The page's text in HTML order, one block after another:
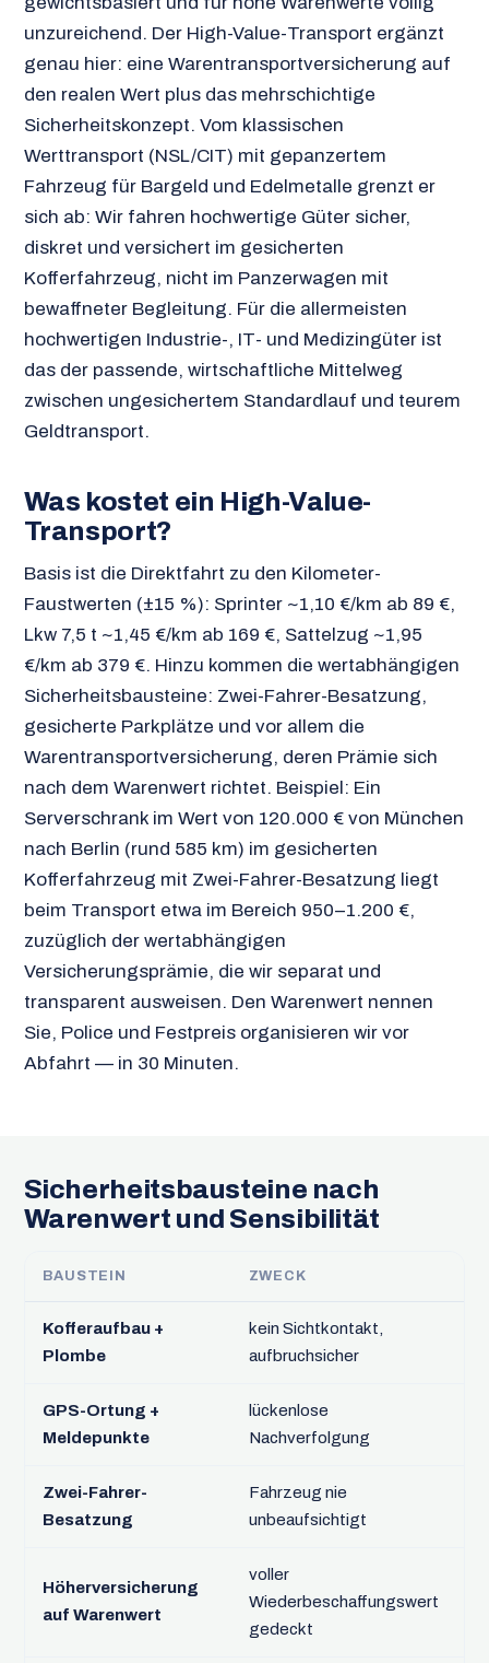
unzureichend. Der High-Value-Transport ergänzt
genau hier: eine Warentransportversicherung auf
den realen Wert plus das mehrschichtige
Sicherheitskonzept. Vom klassischen
Werttransport (NSL/CIT) mit gepanzertem
Fahrzeug für Bargeld und Edelmetalle grenzt er
sich ab: Wir fahren hochwertige Güter sicher,
diskret und versichert im gesicherten
Kofferfahrzeug, nicht im Panzerwagen mit
bewaffneter Begleitung. Für die allermeisten
hochwertigen Industrie-, IT- und Medizingüter ist
das der passende, wirtschaftliche Mittelweg
zwischen ungesichertem Standardlauf und teurem
Geldtransport.
Was kostet ein High-Value-
Transport?
Basis ist die Direktfahrt zu den Kilometer-
Faustwerten (±15 %): Sprinter ~1,10 €/km ab 89 €,
Lkw 7,5 t ~1,45 €/km ab 169 €, Sattelzug ~1,95
€/km ab 379 €. Hinzu kommen die wertabhängigen
Sicherheitsbausteine: Zwei-Fahrer-Besatzung,
gesicherte Parkplätze und vor allem die
Warentransportversicherung, deren Prämie sich
nach dem Warenwert richtet. Beispiel: Ein
Serverschrank im Wert von 120.000 € von München
nach Berlin (rund 585 km) im gesicherten
Kofferfahrzeug mit Zwei-Fahrer-Besatzung liegt
beim Transport etwa im Bereich 950–1.200 €,
zuzüglich der wertabhängigen
Versicherungsprämie, die wir separat und
transparent ausweisen. Den Warenwert nennen
Sie, Police und Festpreis organisieren wir vor
Abfahrt — in 30 Minuten.
Sicherheitsbausteine nach
Warenwert und Sensibilität
BAUSTEIN ZWECK
Kofferaufbau +
Plombe
kein Sichtkontakt,
aufbruchsicher
GPS-Ortung +
Meldepunkte
lückenlose
Nachverfolgung
Zwei-Fahrer-
Besatzung
Fahrzeug nie
unbeaufsichtigt
Höherversicherung
auf Warenwert
voller
Wiederbeschaffungswert
gedeckt